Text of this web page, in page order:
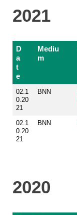
2021
D
a
t
e
Mediu
m
02.1
0.20
21
BNN
02.1
0.20
21
BNN
2020